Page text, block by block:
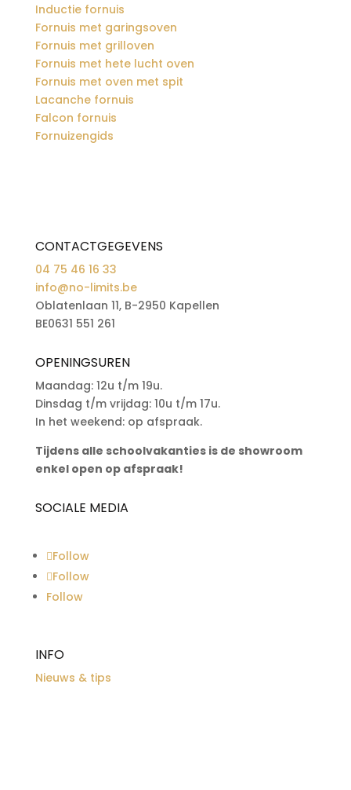
Inductie fornuis
Fornuis met garingsoven
Fornuis met grilloven
Fornuis met hete lucht oven
Fornuis met oven met spit
Lacanche fornuis
Falcon fornuis
Fornuizengids
CONTACTGEGEVENS
04 75 46 16 33
info@no-limits.be
Oblatenlaan 11, B-2950 Kapellen
BE0631 551 261
OPENINGSUREN
Maandag: 12u t/m 19u.
Dinsdag t/m vrijdag: 10u t/m 17u.
In het weekend: op afspraak.
Tijdens alle schoolvakanties is de showroom
enkel open op afspraak!
SOCIALE MEDIA
Follow
Follow
Follow
INFO
Nieuws & tips